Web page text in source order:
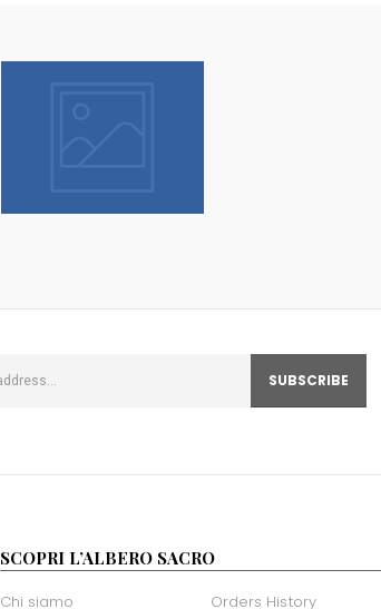
SCOPRI L’ALBERO SACRO
Chi siamo Orders History